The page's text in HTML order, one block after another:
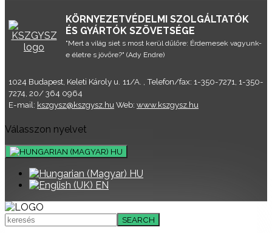
KÖRNYEZETVÉDELMI SZOLGÁLTATÓK
ÉS GYÁRTÓK SZÖVETSÉGE
"Mert a világ siet s most kerül dűlőre: Érdemesek vagyunk-
e életre s jövőre?" (Ady Endre)
1024 Budapest, Keleti Károly u. 11/A. , Telefon/fax: 1-350-7271, 1-350-
7274, 20/ 364 0964
E-mail: kszgysz@kszgysz.hu Web: www.kszgysz.hu
Válasszon nyelvet
HU
HU
EN
SEARCH